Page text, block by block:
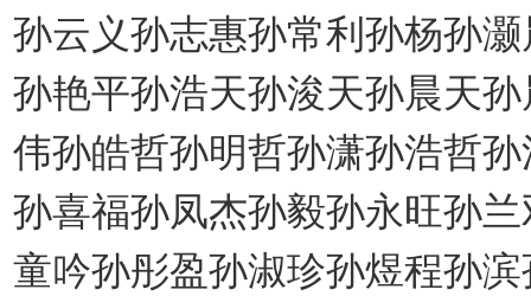
孙云义孙志惠孙常利孙杨孙
孙艳平孙浩天孙浚天孙晨天
伟孙皓哲孙明哲孙潇孙浩哲
孙喜福孙凤杰孙毅孙永旺孙
童吟孙彤盈孙淑珍孙煜程孙